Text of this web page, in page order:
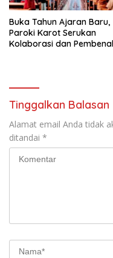
Buka Tahun Ajaran Baru,
Paroki Karot Serukan
Kolaborasi dan
Tinggalkan Balasan
Alamat email Anda tidak
ditandai *